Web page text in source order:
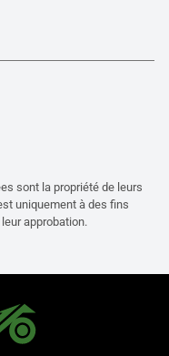
sont la propriété de leurs
uniquement à des fins
approbation.